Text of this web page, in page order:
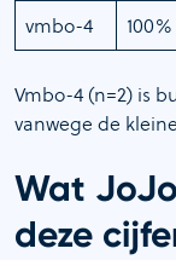
vmbo-4
100%
Vmbo-4 (n=2) is
vanwege de
Wat
deze